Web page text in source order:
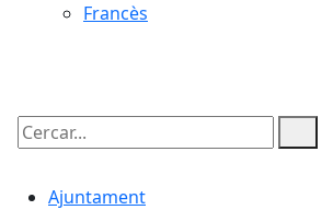
Francès
Cercar:
Ajuntament